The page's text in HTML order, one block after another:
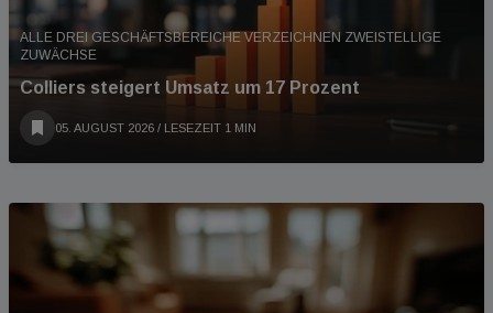
ALLE DREI GESCHÄFTSBEREICHE VERZEICHNEN ZWEISTELLIGE
ZUWÄCHSE
Colliers steigert Umsatz um 17 Prozent
05. AUGUST 2026 / LESEZEIT 1 MIN